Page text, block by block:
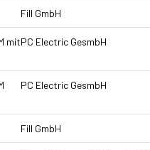
Fill GmbH
mitPC Electric GesmbH
PC Electric GesmbH
Fill GmbH